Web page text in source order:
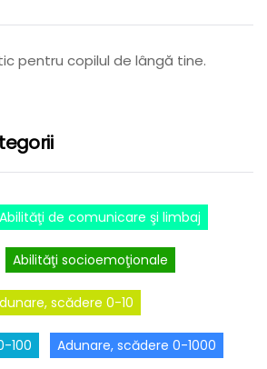
pentru copilul de lângă tine.
Abilităţi de comunicare şi limbaj
Abilităţi socioemoţionale
scădere 0-10
100 Adunare, scădere 0-1000